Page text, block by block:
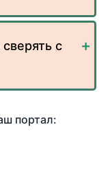
с
портал: